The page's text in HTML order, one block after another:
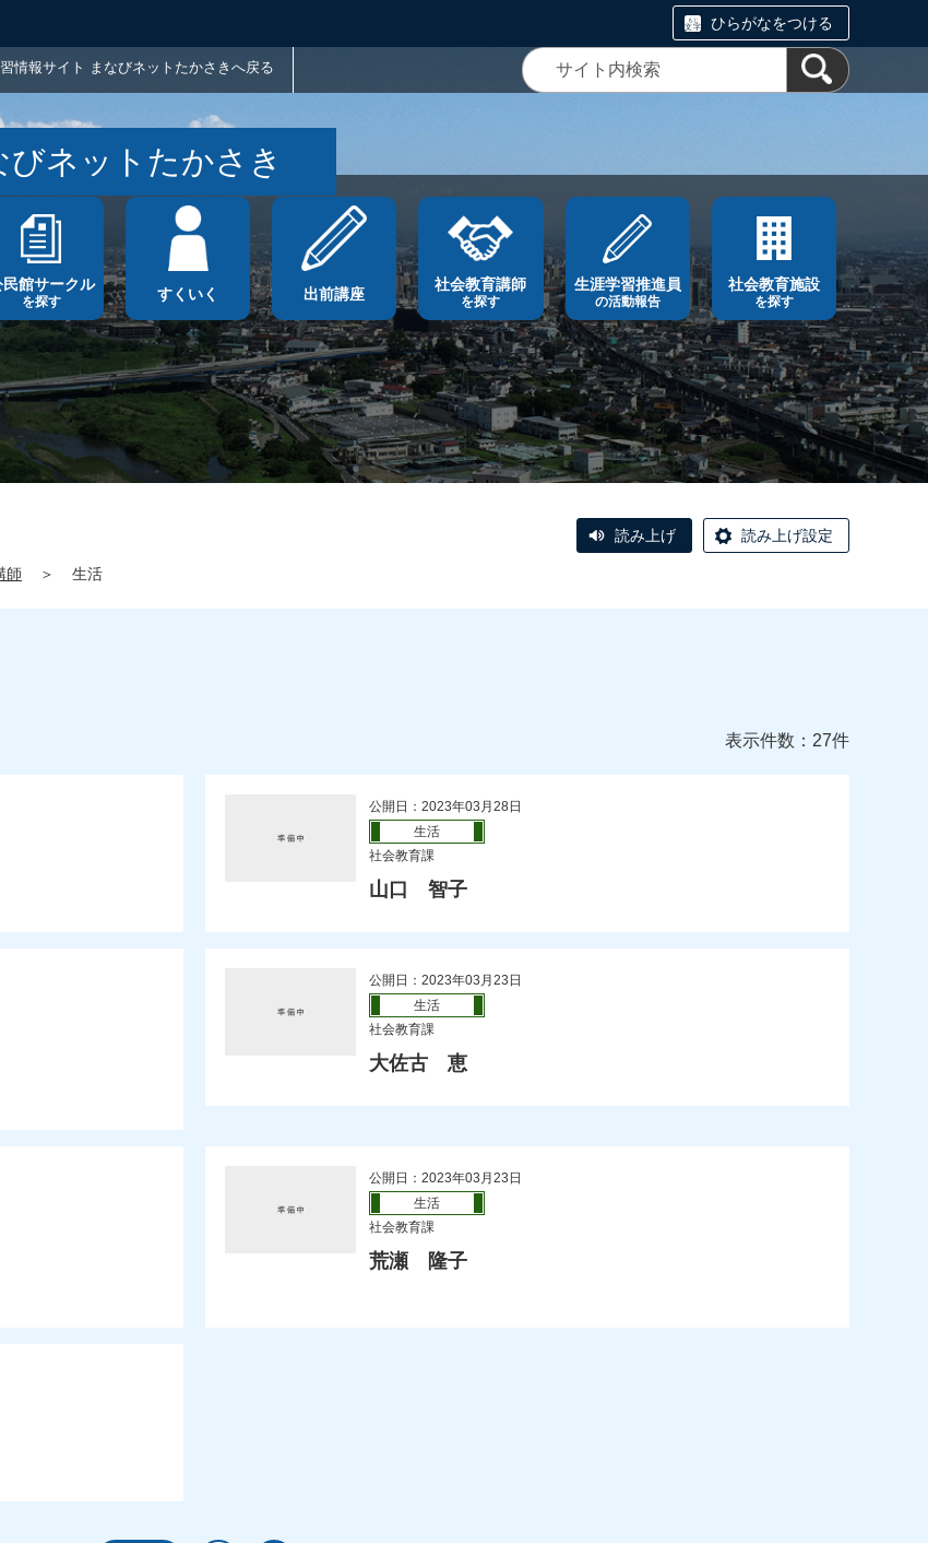
ひらがなをつける
情報サイト まなびネットたかさきへ戻る
ネットたかさき
民館サークル
を探す すくいく 出前講座
社会教育講師
を探す
生涯学習推進員
の活動報告
社会教育施設
を探す
読み上げ 読み上げ設定
師 ＞ 生活
表示件数：27件
公開日：2023年03月28日
生活
社会教育課
山口 智子
公開日：2023年03月23日
生活
社会教育課
大佐古 恵
公開日：2023年03月23日
生活
社会教育課
荒瀬 隆子